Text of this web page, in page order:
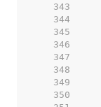
   343
   344
   345
   346
   347
   348
   349
   350